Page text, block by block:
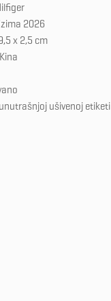
2026
x 2,5 cm
ušivenoj etiketi